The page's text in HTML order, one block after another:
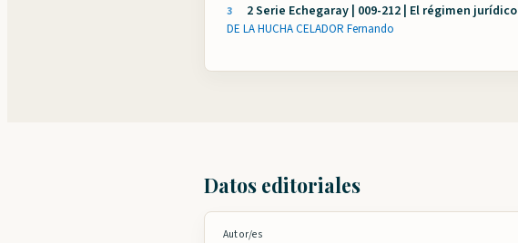
3 2 Serie Echegaray | 009-212 | El régimen
DE LA HUCHA CELADOR Fernando
Datos editoriales
Autor/es